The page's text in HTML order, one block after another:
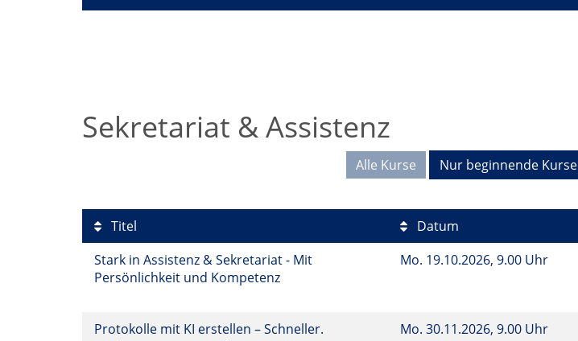
Sekretariat & Assistenz
Alle Kurse Nur beginnende Kurse
Titel Datum
Stark in Assistenz & Sekretariat - Mit
Persönlichkeit und Kompetenz
Mo. 19.10.2026, 9.00 Uhr
Protokolle mit KI erstellen – Schneller.
Mo. 30.11.2026, 9.00 Uhr